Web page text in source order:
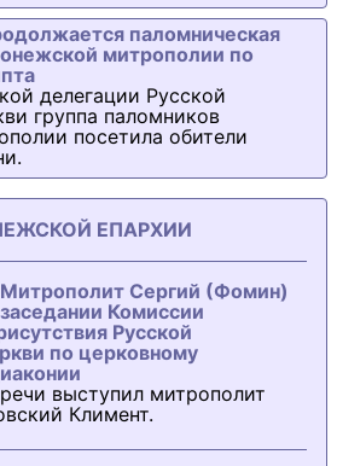
паломническая
митрополии по
делегации Русской
группа паломников
посетила обители
ЕПАРХИИ
Сергий (Фомин)
Комиссии
Русской
по церковному
выступил митрополит
Климент.